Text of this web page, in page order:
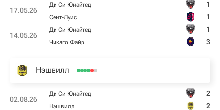
17.05.26
Ди Си Юнайтед 1
Сент-Луис 1
14.05.26
Ди Си Юнайтед 1
Чикаго Файр 3
Нэшвилл
02.08.26
Ди Си Юнайтед 2
Нэшвилл 2